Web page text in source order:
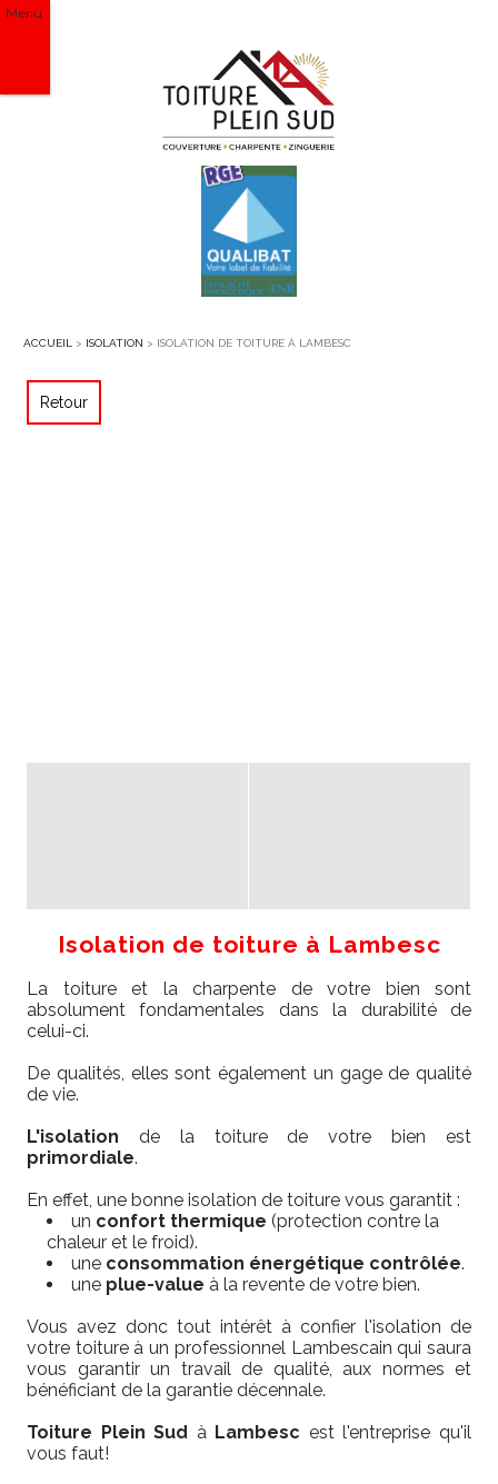
Menu
ACCUEIL > ISOLATION > ISOLATION DE TOITURE À LAMBESC
Retour
Isolation de toiture à Lambesc
La toiture et la charpente de votre bien sont
absolument fondamentales dans la durabilité de
celui-ci.
De qualités, elles sont également un gage de qualité
de vie.
L'isolation de la toiture de votre bien est
primordiale.
En effet, une bonne isolation de toiture vous garantit :
un confort thermique (protection contre la
chaleur et le froid).
une consommation énergétique contrôlée.
une plue-value à la revente de votre bien.
Vous avez donc tout intérêt à confier l'isolation de
votre toiture à un professionnel Lambescain qui saura
vous garantir un travail de qualité, aux normes et
bénéficiant de la garantie décennale.
Toiture Plein Sud à Lambesc est l'entreprise qu'il
vous faut!